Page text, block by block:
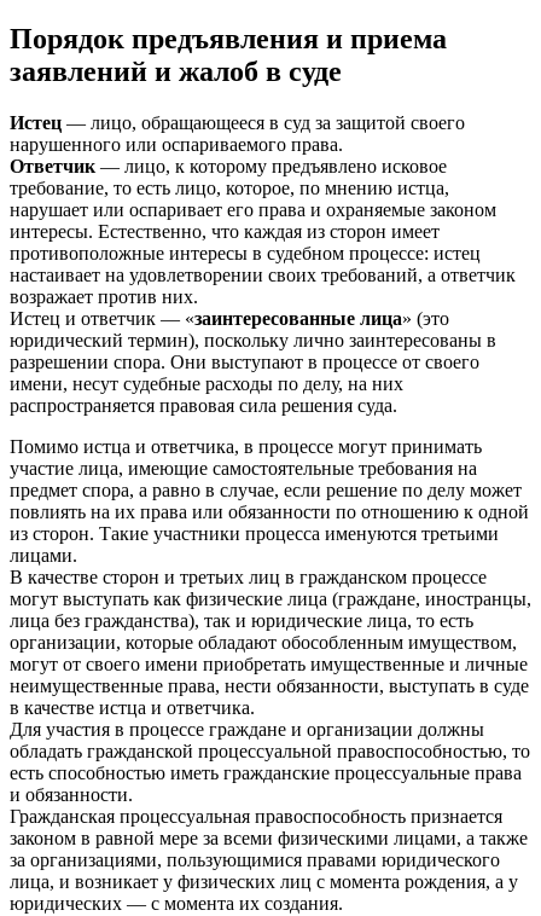
Порядок предъявления и приема
заявлений и жалоб в суде
Истец — лицо, обращающееся в суд за защитой своего
нарушенного или оспариваемого права.
Ответчик — лицо, к которому предъявлено исковое
требование, то есть лицо, которое, по мнению истца,
нарушает или оспаривает его права и охраняемые законом
интересы. Естественно, что каждая из сторон имеет
противоположные интересы в судебном процессе: истец
настаивает на удовлетворении своих требований, а ответчик
возражает против них.
Истец и ответчик — «заинтересованные лица» (это
юридический термин), поскольку лично заинтересованы в
разрешении спора. Они выступают в процессе от своего
имени, несут судебные расходы по делу, на них
распространяется правовая сила решения суда.
Помимо истца и ответчика, в процессе могут принимать
участие лица, имеющие самостоятельные требования на
предмет спора, а равно в случае, если решение по делу может
повлиять на их права или обязанности по отношению к одной
из сторон. Такие участники процесса именуются третьими
лицами.
В качестве сторон и третьих лиц в гражданском процессе
могут выступать как физические лица (граждане, иностранцы,
лица без гражданства), так и юридические лица, то есть
организации, которые обладают обособленным имуществом,
могут от своего имени приобретать имущественные и личные
неимущественные права, нести обязанности, выступать в суде
в качестве истца и ответчика.
Для участия в процессе граждане и организации должны
обладать гражданской процессуальной правоспособностью, то
есть способностью иметь гражданские процессуальные права
и обязанности.
Гражданская процессуальная правоспособность признается
законом в равной мере за всеми физическими лицами, а также
за организациями, пользующимися правами юридического
лица, и возникает у физических лиц с момента рождения, а у
юридических — с момента их создания.